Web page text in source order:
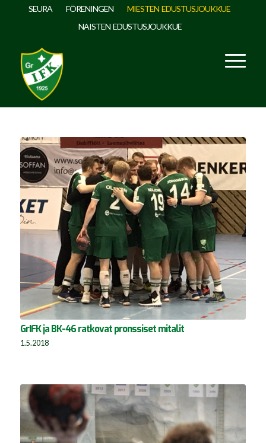
SEURA FÖRENINGEN
MIESTEN EDUSTUSJOUKKUE
NAISTEN EDUSTUSJOUKKUE
GrIFK ja BK-46 ratkovat pronssiset mitalit
1.5.2018